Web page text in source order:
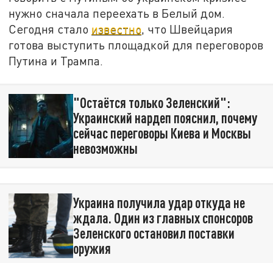
нужно сначала переехать в Белый дом.
Сегодня стало известно, что Швейцария
готова выступить площадкой для переговоров
Путина и Трампа.
"Остаётся только Зеленский":
Украинский нардеп пояснил, почему
сейчас переговоры Киева и Москвы
невозможны
Украина получила удар откуда не
ждала. Один из главных спонсоров
Зеленского остановил поставки
оружия